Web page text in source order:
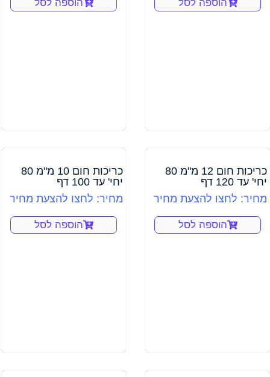
הוספה לסל הוספה לסל
כריכות חום 12 מ"מ 80
יחי' עד 120 דף
מחיר: לחצו להצעת מחיר
הוספה לסל
כריכות חום 10 מ"מ 80
יחי' עד 100 דף
מחיר: לחצו להצעת מחיר
הוספה לסל